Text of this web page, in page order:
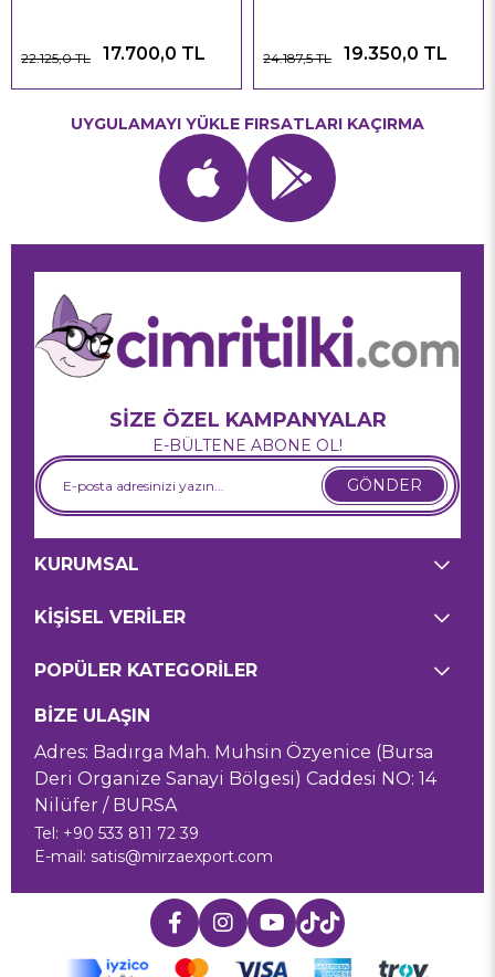
17.700,0 TL
22.125,0 TL 19.350,0 TL
24.187,5 TL
UYGULAMAYI YÜKLE FIRSATLARI KAÇIRMA
SİZE ÖZEL KAMPANYALAR
E-BÜLTENE ABONE OL!
GÖNDER
KURUMSAL
KİŞİSEL VERİLER
POPÜLER KATEGORİLER
BİZE ULAŞIN
Adres: Badırga Mah. Muhsin Özyenice (Bursa
Deri Organize Sanayi Bölgesi) Caddesi NO: 14
Nilüfer / BURSA
Tel: +90 533 811 72 39
E-mail: satis@mirzaexport.com